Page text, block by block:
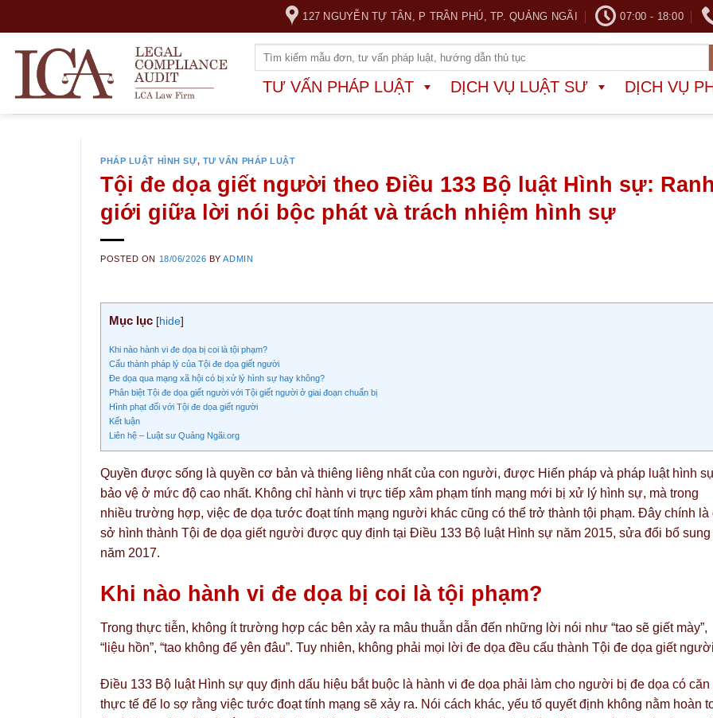
content
127 NGUYỄN TỰ TÂN, P TRẦN PHÚ, TP. QUẢNG NGÃI 07:00 - 18:00
TƯ VẤN PHÁP LUẬT DỊCH VỤ LUẬT SƯ DỊCH VỤ
PHÁP LUẬT HÌNH SỰ, TƯ VẤN PHÁP LUẬT
Tội đe dọa giết người theo Điều 133 Bộ luật Hình sự: Ranh
giới giữa lời nói bộc phát và trách nhiệm hình sự
POSTED ON 18/06/2026 BYADMIN
Mục lục [hide]
Khi nào hành vi đe dọa bị coi là tội phạm?
Cấu thành pháp lý của Tội đe dọa giết người
Đe dọa qua mạng xã hội có bị xử lý hình sự hay không?
Phân biệt Tội đe dọa giết người với Tội giết người ở giai đoạn chuẩn bị
Hình phạt đối với Tội đe dọa giết người
Kết luận
Liên hệ – Luật sư Quảng Ngãi.org
Quyền được sống là quyền cơ bản và thiêng liêng nhất của con người, được Hiến pháp và pháp luật hình
bảo vệ ở mức độ cao nhất. Không chỉ hành vi trực tiếp xâm phạm tính mạng mới bị xử lý hình sự, mà trong
nhiều trường hợp, việc đe dọa tước đoạt tính mạng người khác cũng có thể trở thành tội phạm. Đây chính là
sở hình thành Tội đe dọa giết người được quy định tại Điều 133 Bộ luật Hình sự năm 2015, sửa đổi bổ sung
năm 2017.
Khi nào hành vi đe dọa bị coi là tội phạm?
Trong thực tiễn, không ít trường hợp các bên xảy ra mâu thuẫn dẫn đến những lời nói như “tao sẽ giết mày”,
“liệu hồn”, “tao không để yên đâu”. Tuy nhiên, không phải mọi lời đe dọa đều cấu thành Tội đe dọa giết
Điều 133 Bộ luật Hình sự quy định dấu hiệu bắt buộc là hành vi đe dọa phải làm cho người bị đe dọa có
thực tế để lo sợ rằng việc tước đoạt tính mạng sẽ xảy ra. Nói cách khác, yếu tố quyết định không nằm hoàn